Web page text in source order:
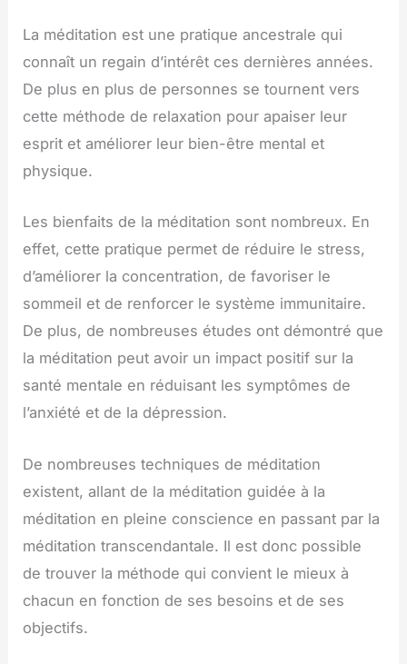
La méditation est une pratique ancestrale qui
connaît un regain d’intérêt ces dernières années.
De plus en plus de personnes se tournent vers
cette méthode de relaxation pour apaiser leur
esprit et améliorer leur bien-être mental et
physique.
Les bienfaits de la méditation sont nombreux. En
effet, cette pratique permet de réduire le stress,
d’améliorer la concentration, de favoriser le
sommeil et de renforcer le système immunitaire.
De plus, de nombreuses études ont démontré que
la méditation peut avoir un impact positif sur la
santé mentale en réduisant les symptômes de
l’anxiété et de la dépression.
De nombreuses techniques de méditation
existent, allant de la méditation guidée à la
méditation en pleine conscience en passant par la
méditation transcendantale. Il est donc possible
de trouver la méthode qui convient le mieux à
chacun en fonction de ses besoins et de ses
objectifs.